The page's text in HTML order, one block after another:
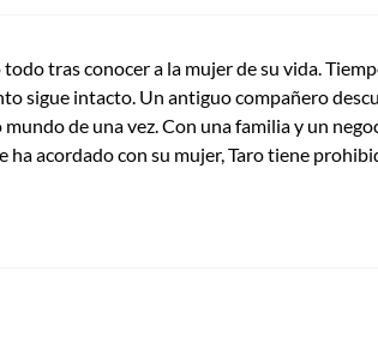
tras conocer a la mujer de su vida.
sigue intacto. Un antiguo compañero
de una vez. Con una familia y un
acordado con su mujer, Taro tiene